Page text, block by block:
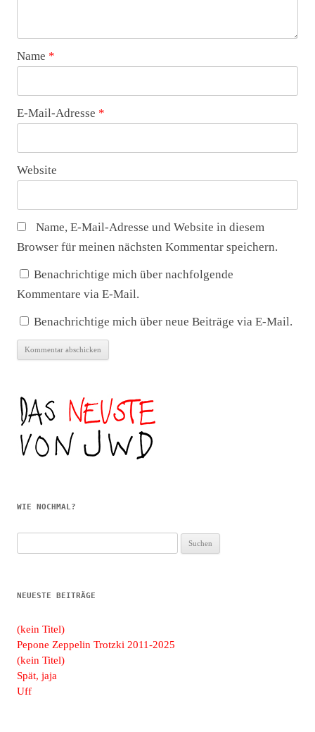
Name *
E-Mail-Adresse *
Website
Name, E-Mail-Adresse und Website in diesem
Browser für meinen nächsten Kommentar speichern.
Benachrichtige mich über nachfolgende
Kommentare via E-Mail.
Benachrichtige mich über neue Beiträge via E-Mail.
WIE NOCHMAL?
nach:
NEUESTE BEITRÄGE
(kein Titel)
Pepone Zeppelin Trotzki 2011-2025
(kein Titel)
Spät, jaja
Uff